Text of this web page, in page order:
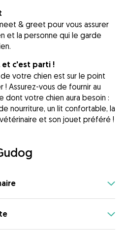
& greet pour vous assurer
et la personne qui le garde
et c'est parti !
votre chien est sur le point
! Assurez-vous de fournir au
dont votre chien aura besoin :
nourriture, un lit confortable, la
et son jouet préféré !